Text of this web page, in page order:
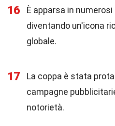
16
È apparsa in
diventando un'icona
globale.
17
La coppa è stata
campagne
notorietà.